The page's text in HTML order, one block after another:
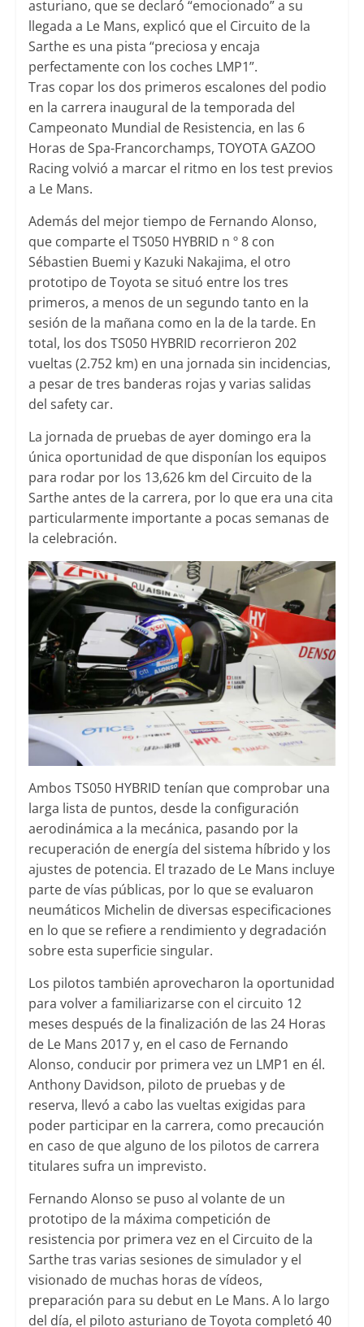
asturiano, que se declaró “emocionado” a su
llegada a Le Mans, explicó que el Circuito de la
Sarthe es una pista “preciosa y encaja
perfectamente con los coches LMP1”.
Tras copar los dos primeros escalones del podio
en la carrera inaugural de la temporada del
Campeonato Mundial de Resistencia, en las 6
Horas de Spa-Francorchamps, TOYOTA GAZOO
Racing volvió a marcar el ritmo en los test previos
a Le Mans.
Además del mejor tiempo de Fernando Alonso,
que comparte el TS050 HYBRID n º 8 con
Sébastien Buemi y Kazuki Nakajima, el otro
prototipo de Toyota se situó entre los tres
primeros, a menos de un segundo tanto en la
sesión de la mañana como en la de la tarde. En
total, los dos TS050 HYBRID recorrieron 202
vueltas (2.752 km) en una jornada sin incidencias,
a pesar de tres banderas rojas y varias salidas
del safety car.
La jornada de pruebas de ayer domingo era la
única oportunidad de que disponían los equipos
para rodar por los 13,626 km del Circuito de la
Sarthe antes de la carrera, por lo que era una cita
particularmente importante a pocas semanas de
la celebración.
Ambos TS050 HYBRID tenían que comprobar una
larga lista de puntos, desde la configuración
aerodinámica a la mecánica, pasando por la
recuperación de energía del sistema híbrido y los
ajustes de potencia. El trazado de Le Mans incluye
parte de vías públicas, por lo que se evaluaron
neumáticos Michelin de diversas especificaciones
en lo que se refiere a rendimiento y degradación
sobre esta superficie singular.
Los pilotos también aprovecharon la oportunidad
para volver a familiarizarse con el circuito 12
meses después de la finalización de las 24 Horas
de Le Mans 2017 y, en el caso de Fernando
Alonso, conducir por primera vez un LMP1 en él.
Anthony Davidson, piloto de pruebas y de
reserva, llevó a cabo las vueltas exigidas para
poder participar en la carrera, como precaución
en caso de que alguno de los pilotos de carrera
titulares sufra un imprevisto.
Fernando Alonso se puso al volante de un
prototipo de la máxima competición de
resistencia por primera vez en el Circuito de la
Sarthe tras varias sesiones de simulador y el
visionado de muchas horas de vídeos,
preparación para su debut en Le Mans. A lo largo
del día, el piloto asturiano de Toyota completó 40